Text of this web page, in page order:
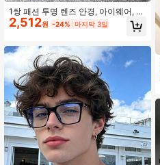
1쌍 패션 투명 렌즈 안경, 아이웨어, 액
세서리, 모든 계절에 적합
2,512원 -24% 마지막 3일